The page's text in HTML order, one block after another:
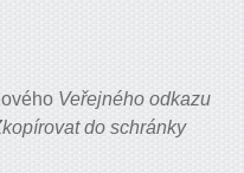
Veřejného odkazu
do schránky